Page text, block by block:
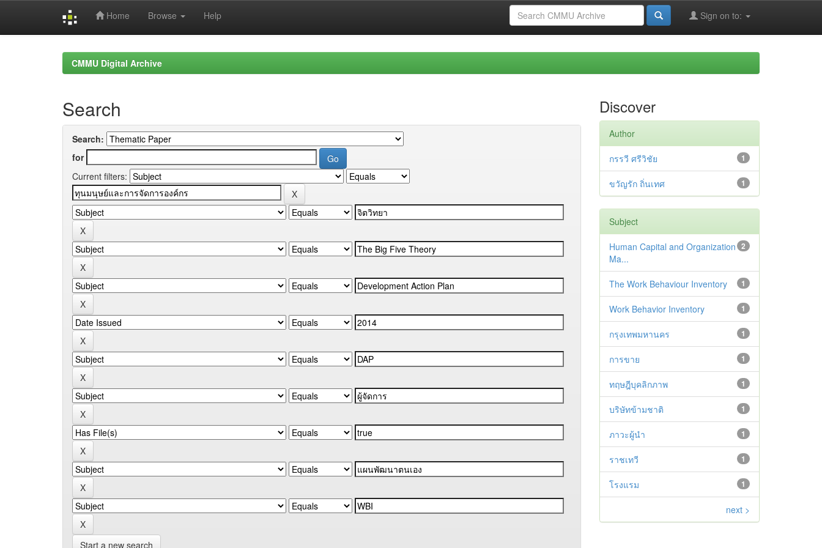
Home Browse Help Sign on to:
CMMU Digital Archive
Search
Search:
for
Current filters:
Start a new search
Discover
Author
1
กรรวี ศรีวิชัย
1
ขวัญรัก ถิ่นเทศ
Subject
2
Human Capital and Organization
Ma...
1
The Work Behaviour Inventory
1
Work Behavior Inventory
1
กรุงเทพมหานคร
1
การขาย
1
ทฤษฎีบุคลิกภาพ
1
บริษัทข้ามชาติ
1
ภาวะผู้นำ
1
ราชเทวี
1
โรงแรม
next >